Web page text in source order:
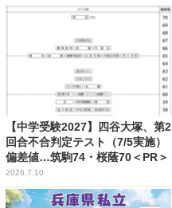
【中学受験2027】四谷大塚、第2
回合不合判定テスト（7/5実施）
偏差値…筑駒74・桜蔭70＜PR＞
2026.7.10